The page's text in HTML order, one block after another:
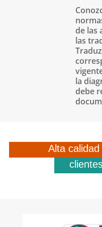
de las
las
la
debe
Alta